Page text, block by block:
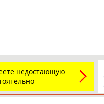
Дмитрий
АБАРЕНОВ
недостающую